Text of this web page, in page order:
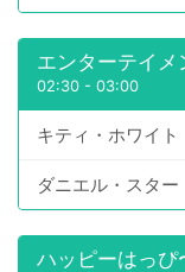
エンターテイメ
02:30 - 03:00
キティ・ホワイト
ダニエル・スター
ハッピーはっぴ